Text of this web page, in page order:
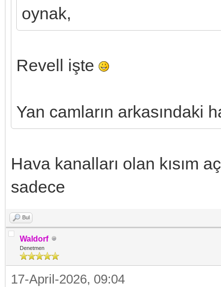
oynak,
Revell işte
Yan camların arkasındaki
Hava kanalları olan kısım
sadece
Bul
Waldorf
Denetmen
17-April-2026, 09:04